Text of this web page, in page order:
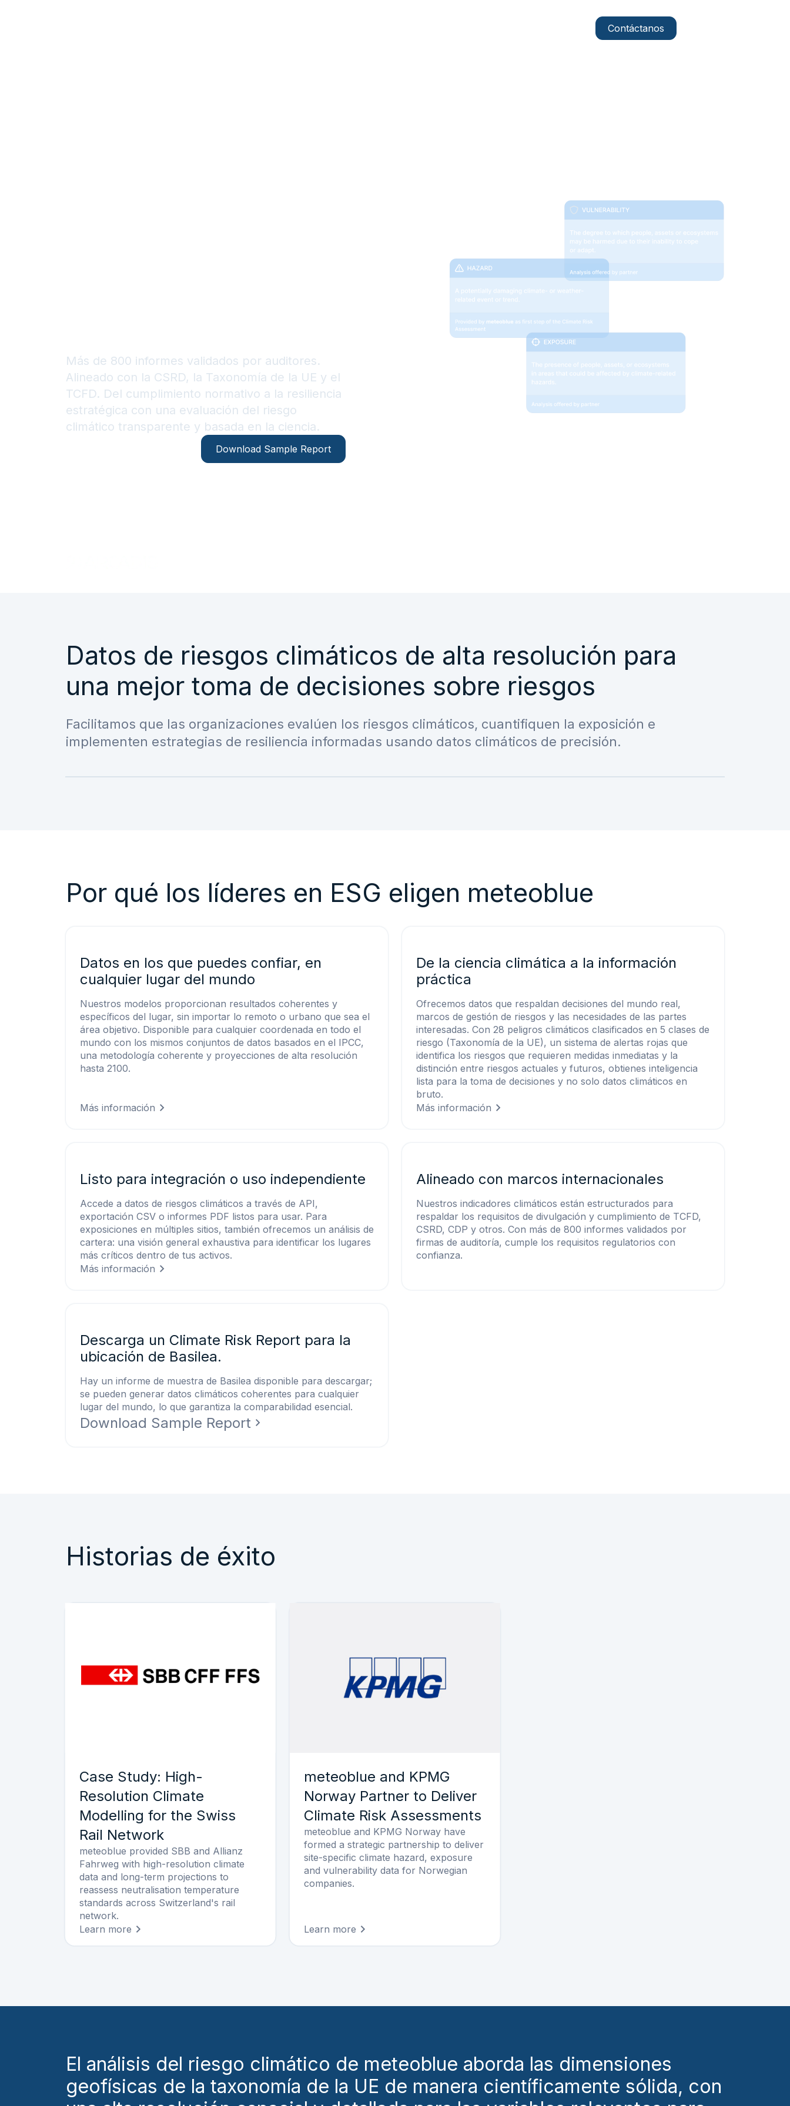
Contáctanos
Más de 800 informes validados por auditores.
Alineado con la CSRD, la Taxonomía de la UE y el
TCFD. Del cumplimiento normativo a la resiliencia
estratégica con una evaluación del riesgo
climático transparente y basada en la ciencia.
Download Sample Report
Datos de riesgos climáticos de alta resolución para
una mejor toma de decisiones sobre riesgos
Facilitamos que las organizaciones evalúen los riesgos climáticos, cuantifiquen la exposición e
implementen estrategias de resiliencia informadas usando datos climáticos de precisión.
Por qué los líderes en ESG eligen meteoblue
Datos en los que puedes confiar, en
cualquier lugar del mundo
Nuestros modelos proporcionan resultados coherentes y
específicos del lugar, sin importar lo remoto o urbano que sea el
área objetivo. Disponible para cualquier coordenada en todo el
mundo con los mismos conjuntos de datos basados en el IPCC,
una metodología coherente y proyecciones de alta resolución
hasta 2100.
Más información
De la ciencia climática a la información
práctica
Ofrecemos datos que respaldan decisiones del mundo real,
marcos de gestión de riesgos y las necesidades de las partes
interesadas. Con 28 peligros climáticos clasificados en 5 clases de
riesgo (Taxonomía de la UE), un sistema de alertas rojas que
identifica los riesgos que requieren medidas inmediatas y la
distinción entre riesgos actuales y futuros, obtienes inteligencia
lista para la toma de decisiones y no solo datos climáticos en
bruto.
Más información
Listo para integración o uso independiente
Accede a datos de riesgos climáticos a través de API,
exportación CSV o informes PDF listos para usar. Para
exposiciones en múltiples sitios, también ofrecemos un análisis de
cartera: una visión general exhaustiva para identificar los lugares
más críticos dentro de tus activos.
Más información
Alineado con marcos internacionales
Nuestros indicadores climáticos están estructurados para
respaldar los requisitos de divulgación y cumplimiento de TCFD,
CSRD, CDP y otros. Con más de 800 informes validados por
firmas de auditoría, cumple los requisitos regulatorios con
confianza.
Descarga un Climate Risk Report para la
ubicación de Basilea.
Hay un informe de muestra de Basilea disponible para descargar;
se pueden generar datos climáticos coherentes para cualquier
lugar del mundo, lo que garantiza la comparabilidad esencial.
Download Sample Report
Historias de éxito
Case Study: High-
Resolution Climate
Modelling for the Swiss
Rail Network
meteoblue provided SBB and Allianz
Fahrweg with high-resolution climate
data and long-term projections to
reassess neutralisation temperature
standards across Switzerland's rail
network.
Learn more
meteoblue and KPMG
Norway Partner to Deliver
Climate Risk Assessments
meteoblue and KPMG Norway have
formed a strategic partnership to deliver
site-specific climate hazard, exposure
and vulnerability data for Norwegian
companies.
Learn more
El análisis del riesgo climático de meteoblue aborda las dimensiones
geofísicas de la taxonomía de la UE de manera científicamente sólida, con